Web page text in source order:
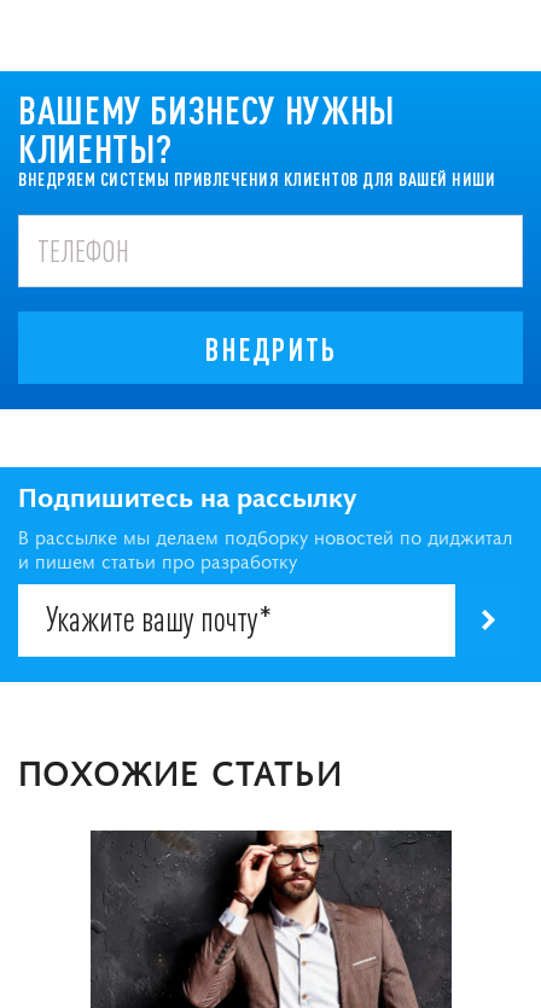
ВАШЕМУ БИЗНЕСУ НУЖНЫ
КЛИЕНТЫ?
ВНЕДРЯЕМ СИСТЕМЫ ПРИВЛЕЧЕНИЯ КЛИЕНТОВ ДЛЯ ВАШЕЙ НИШИ
ВНЕДРИТЬ
Подпишитесь на рассылку
В рассылке мы делаем подборку новостей по диджитал
и пишем статьи про разработку
ПОХОЖИЕ СТАТЬИ